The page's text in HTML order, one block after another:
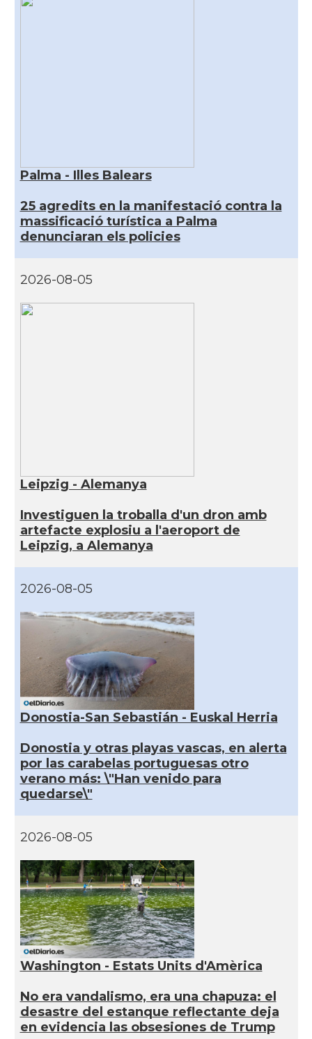
Palma - Illes Balears
25 agredits en la manifestació contra la
massificació turística a Palma
denunciaran els policies
2026-08-05
Leipzig - Alemanya
Investiguen la troballa d'un dron amb
artefacte explosiu a l'aeroport de
Leipzig, a Alemanya
2026-08-05
Donostia-San Sebastián - Euskal Herria
Donostia y otras playas vascas, en alerta
por las carabelas portuguesas otro
verano más: \"Han venido para
quedarse\"
2026-08-05
Washington - Estats Units d'Amèrica
No era vandalismo, era una chapuza: el
desastre del estanque reflectante deja
en evidencia las obsesiones de Trump